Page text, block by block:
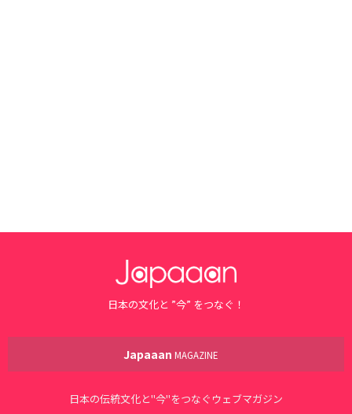
日本の文化と ”今” をつなぐ！
Japaaan MAGAZINE
日本の伝統文化と"今"をつなぐウェブマガジン